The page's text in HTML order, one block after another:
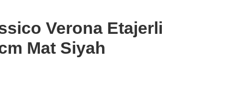
Verona Etajerli
Mat Siyah